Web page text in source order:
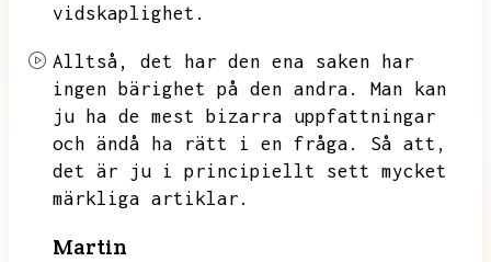
vidskaplighet.
Alltså,
det har den ena saken har
ingen bärighet på den andra.
Man kan
ju ha de mest bizarra uppfattningar
och ändå ha rätt i en fråga.
Så att,
det är ju i principiellt sett mycket
märkliga artiklar.
Martin